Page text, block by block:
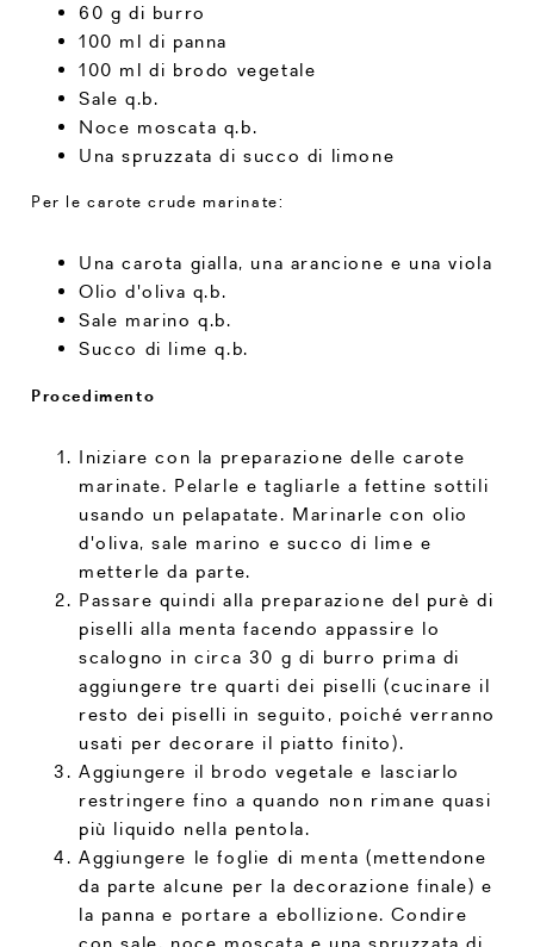
60 g di burro
100 ml di panna
100 ml di brodo vegetale
Sale q.b.
Noce moscata q.b.
Una spruzzata di succo di limone
Per le carote crude marinate:
Una carota gialla, una arancione e una viola
Olio d'oliva q.b.
Sale marino q.b.
Succo di lime q.b.
Procedimento
Iniziare con la preparazione delle carote
marinate. Pelarle e tagliarle a fettine sottili
usando un pelapatate. Marinarle con olio
d'oliva, sale marino e succo di lime e
metterle da parte.
Passare quindi alla preparazione del purè di
piselli alla menta facendo appassire lo
scalogno in circa 30 g di burro prima di
aggiungere tre quarti dei piselli (cucinare il
resto dei piselli in seguito, poiché verranno
usati per decorare il piatto finito).
Aggiungere il brodo vegetale e lasciarlo
restringere fino a quando non rimane quasi
più liquido nella pentola.
Aggiungere le foglie di menta (mettendone
da parte alcune per la decorazione finale) e
la panna e portare a ebollizione. Condire